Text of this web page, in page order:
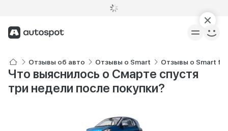
Отзывы об авто Отзывы о Smart Отзывы о Smart
Что выяснилось о Смарте спустя
три недели после покупки?